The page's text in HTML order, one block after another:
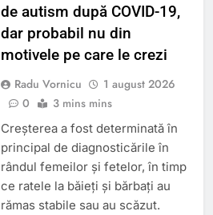
de autism după COVID-19,
dar probabil nu din
motivele pe care le crezi
Radu Vornicu
1 august 2026
0
3 mins mins
Creșterea a fost determinată în
principal de diagnosticările în
rândul femeilor și fetelor, în timp
ce ratele la băieți și bărbați au
rămas stabile sau au scăzut.